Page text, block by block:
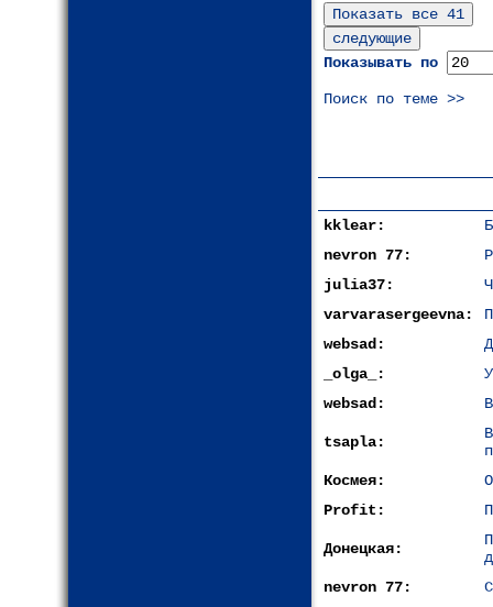
Показывать по
Поиск по теме >>
kklear:
nevron 77:
julia37:
varvarasergeevna:
websad:
_olga_:
websad:
tsapla:
Космея:
Profit:
Донецкая:
nevron 77: